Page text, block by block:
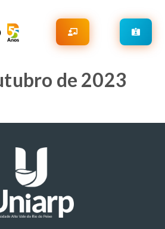
de 2023